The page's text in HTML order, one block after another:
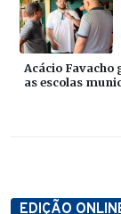
Acácio
as escolas
EDIÇÃO